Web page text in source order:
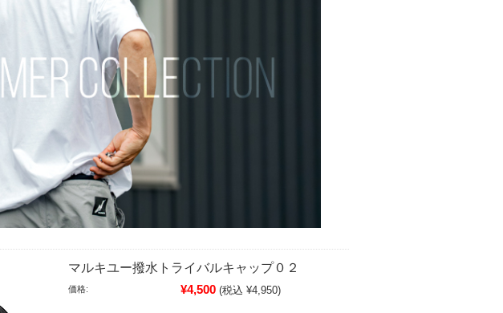
マルキユー撥水トライバルキャップ０２
価格: ¥4,500 (税込 ¥4,950)